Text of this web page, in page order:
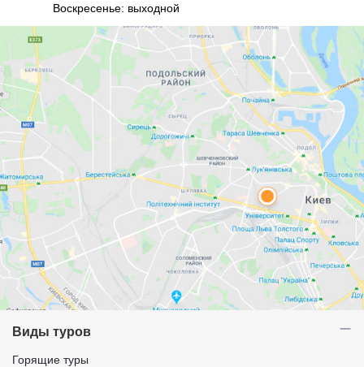
Воскресенье: выходной
Виды туров
Горящие туры